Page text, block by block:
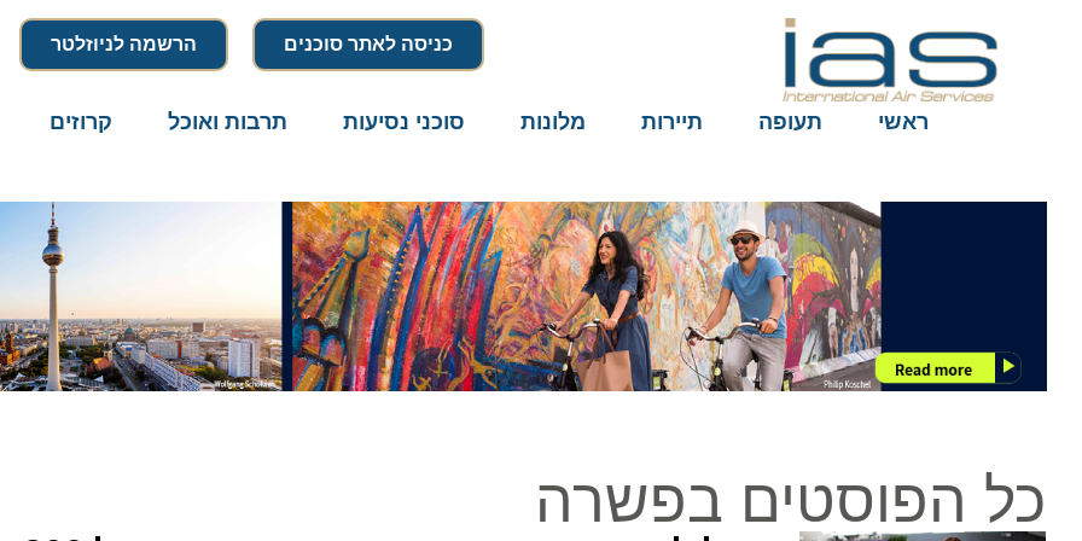
כניסה לאתר סוכנים הרשמה לניוזלטר
ראשי תעופה תיירות מלונות סוכני נסיעות תרבות ואוכל קרוזים
כל הפוסטים בפשרה